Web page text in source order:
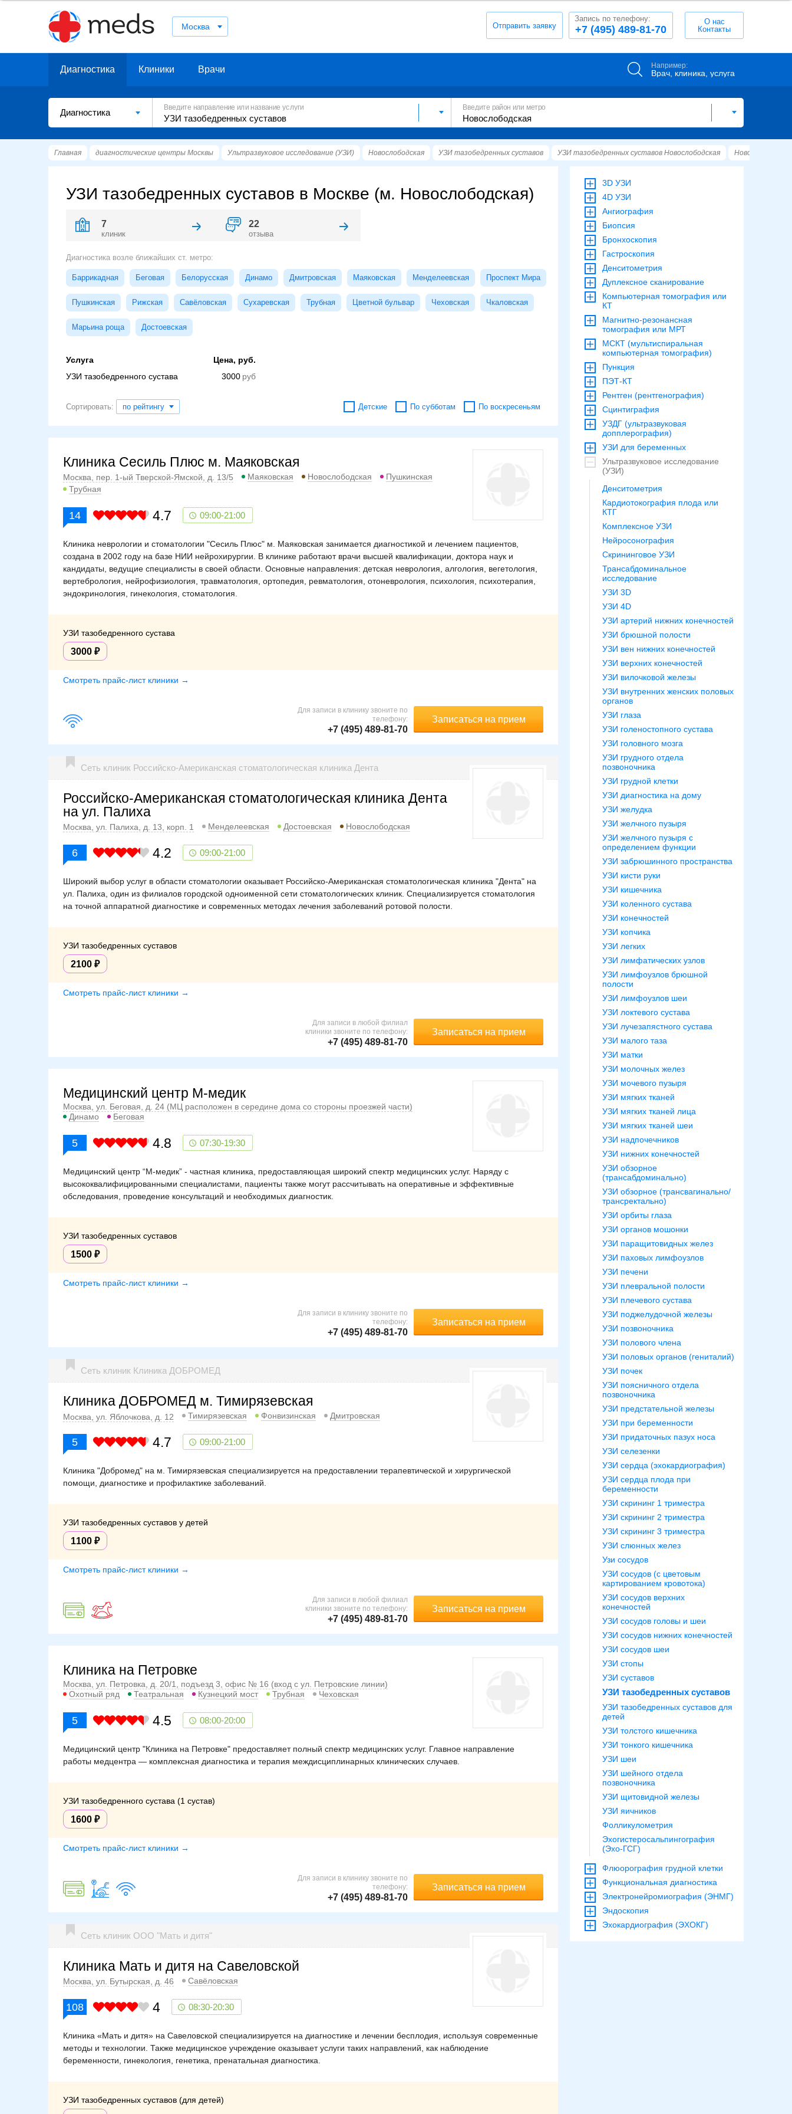
Москва Отправить заявку +7 (495) 489-81-70
Запись по телефону:
О нас
Контакты
Диагностика Клиники Врачи Например:
Врач, клиника, услуга
Диагностика
Введите направление или название услуги Введите район или метро
Главная диагностические центры Москвы Ультразвуковое исследование (УЗИ) Новослободская УЗИ тазобедренных суставов УЗИ тазобедренных суставов Новослободская Новослободская
УЗИ тазобедренных суставов в Москве (м. Новослободская)
7
клиник
22
отзыва
Диагностика возле ближайших ст. метро:
Баррикадная Беговая Белорусская Динамо Дмитровская Маяковская Менделеевская Проспект Мира
Пушкинская Рижская Савёловская Сухаревская Трубная Цветной бульвар Чеховская Чкаловская
Марьина роща Достоевская
Услуга
Цена, руб.
УЗИ тазобедренного сустава
3000
Сортировать: по рейтингу Детские По субботам По воскресеньям
Клиника Сесиль Плюс м. Маяковская
Москва, пер. 1-ый Тверской-Ямской, д. 13/5 Маяковская Новослободская
Пушкинская
Трубная
14 4.7 09:00-21:00
Клиника неврологии и стоматологии "Сесиль Плюс" м. Маяковская занимается диагностикой и лечением пациентов,
создана в 2002 году на базе НИИ нейрохирургии. В клинике работают врачи высшей квалификации, доктора наук и
кандидаты, ведущие специалисты в своей области. Основные направления: детская неврология, алгология, вегетология,
вертебрология, нейрофизиология, травматология, ортопедия, ревматология, отоневрология, психология, психотерапия,
эндокринология, гинекология, стоматология.
УЗИ тазобедренного сустава
3000
Смотреть прайс-лист клиники →
Записаться на прием
Для записи в клинику звоните по
телефону:
+7 (495) 489-81-70
Сеть клиник Российско-Американская стоматологическая клиника Дента
Российско-Американская стоматологическая клиника Дента
на ул. Палиха
Москва, ул. Палиха, д. 13, корп. 1 Менделеевская Достоевская Новослободская
6 4.2 09:00-21:00
Широкий выбор услуг в области стоматологии оказывает Российско-Американская стоматологическая клиника "Дента" на
ул. Палиха, один из филиалов городской одноименной сети стоматологических клиник. Специализируется стоматология
на точной аппаратной диагностике и современных методах лечения заболеваний ротовой полости.
УЗИ тазобедренных суставов
2100
Смотреть прайс-лист клиники →
Записаться на прием
Для записи в любой филиал
клиники звоните по телефону:
+7 (495) 489-81-70
Медицинский центр М-медик
Москва, ул. Беговая, д. 24 (МЦ расположен в середине дома со стороны проезжей части)
Динамо
Беговая
5 4.8 07:30-19:30
Медицинский центр “М-медик” - частная клиника, предоставляющая широкий спектр медицинских услуг. Наряду с
высококвалифицированными специалистами, пациенты также могут рассчитывать на оперативные и эффективные
обследования, проведение консультаций и необходимых диагностик.
УЗИ тазобедренных суставов
1500
Смотреть прайс-лист клиники →
Записаться на прием
Для записи в клинику звоните по
телефону:
+7 (495) 489-81-70
Сеть клиник Клиника ДОБРОМЕД
Клиника ДОБРОМЕД м. Тимирязевская
Москва, ул. Яблочкова, д. 12 Тимирязевская Фонвизинская Дмитровская
5 4.7 09:00-21:00
Клиника "Добромед" на м. Тимирязевская специализируется на предоставлении терапевтической и хирургической
помощи, диагностике и профилактике заболеваний.
УЗИ тазобедренных суставов у детей
1100
Смотреть прайс-лист клиники →
Записаться на прием
Для записи в любой филиал
клиники звоните по телефону:
+7 (495) 489-81-70
Клиника на Петровке
Москва, ул. Петровка, д. 20/1, подъезд 3, офис № 16 (вход с ул. Петровские линии)
Охотный ряд
Театральная Кузнецкий мост Трубная Чеховская
5 4.5 08:00-20:00
Медицинский центр "Клиника на Петровке" предоставляет полный спектр медицинских услуг. Главное направление
работы медцентра — комплексная диагностика и терапия междисциплинарных клинических случаев.
УЗИ тазобедренного сустава (1 сустав)
1600
Смотреть прайс-лист клиники →
Записаться на прием
Для записи в клинику звоните по
телефону:
+7 (495) 489-81-70
Сеть клиник ООО "Мать и дитя"
Клиника Мать и дитя на Савеловской
Москва, ул. Бутырская, д. 46 Савёловская
108 4 08:30-20:30
Клиника «Мать и дитя» на Савеловской специализируется на диагностике и лечении бесплодия, используя современные
методы и технологии. Также медицинское учреждение оказывает услуги таких направлений, как наблюдение
беременности, гинекология, генетика, пренатальная диагностика.
УЗИ тазобедренных суставов (для детей)
3D УЗИ
4D УЗИ
Ангиография
Биопсия
Бронхоскопия
Гастроскопия
Денситометрия
Дуплексное сканирование
Компьютерная томография или
КТ
Магнитно-резонансная
томография или МРТ
МСКТ (мультиспиральная
компьютерная томография)
Пункция
ПЭТ-КТ
Рентген (рентгенография)
Сцинтиграфия
УЗДГ (ультразвуковая
допплерография)
УЗИ для беременных
Ультразвуковое исследование
(УЗИ)
Денситометрия
Кардиотокография плода или
КТГ
Комплексное УЗИ
Нейросонография
Скрининговое УЗИ
Трансабдоминальное
исследование
УЗИ 3D
УЗИ 4D
УЗИ артерий нижних конечностей
УЗИ брюшной полости
УЗИ вен нижних конечностей
УЗИ верхних конечностей
УЗИ вилочковой железы
УЗИ внутренних женских половых
органов
УЗИ глаза
УЗИ голеностопного сустава
УЗИ головного мозга
УЗИ грудного отдела
позвоночника
УЗИ грудной клетки
УЗИ диагностика на дому
УЗИ желудка
УЗИ желчного пузыря
УЗИ желчного пузыря с
определением функции
УЗИ забрюшинного пространства
УЗИ кисти руки
УЗИ кишечника
УЗИ коленного сустава
УЗИ конечностей
УЗИ копчика
УЗИ легких
УЗИ лимфатических узлов
УЗИ лимфоузлов брюшной
полости
УЗИ лимфоузлов шеи
УЗИ локтевого сустава
УЗИ лучезапястного сустава
УЗИ малого таза
УЗИ матки
УЗИ молочных желез
УЗИ мочевого пузыря
УЗИ мягких тканей
УЗИ мягких тканей лица
УЗИ мягких тканей шеи
УЗИ надпочечников
УЗИ нижних конечностей
УЗИ обзорное
(трансабдоминально)
УЗИ обзорное (трансвагинально/
трансректально)
УЗИ орбиты глаза
УЗИ органов мошонки
УЗИ паращитовидных желез
УЗИ паховых лимфоузлов
УЗИ печени
УЗИ плевральной полости
УЗИ плечевого сустава
УЗИ поджелудочной железы
УЗИ позвоночника
УЗИ полового члена
УЗИ половых органов (гениталий)
УЗИ почек
УЗИ поясничного отдела
позвоночника
УЗИ предстательной железы
УЗИ при беременности
УЗИ придаточных пазух носа
УЗИ селезенки
УЗИ сердца (эхокардиография)
УЗИ сердца плода при
беременности
УЗИ скрининг 1 триместра
УЗИ скрининг 2 триместра
УЗИ скрининг 3 триместра
УЗИ слюнных желез
Узи сосудов
УЗИ сосудов (с цветовым
картированием кровотока)
УЗИ сосудов верхних
конечностей
УЗИ сосудов головы и шеи
УЗИ сосудов нижних конечностей
УЗИ сосудов шеи
УЗИ стопы
УЗИ суставов
УЗИ тазобедренных суставов
УЗИ тазобедренных суставов для
детей
УЗИ толстого кишечника
УЗИ тонкого кишечника
УЗИ шеи
УЗИ шейного отдела
позвоночника
УЗИ щитовидной железы
УЗИ яичников
Фолликулометрия
Эхогистеросальпингография
(Эхо-ГСГ)
Флюорография грудной клетки
Функциональная диагностика
Электронейромиография (ЭНМГ)
Эндоскопия
Эхокардиография (ЭХОКГ)